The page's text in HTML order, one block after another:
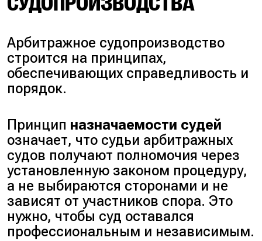
Арбитражное судопроизводство
строится на принципах,
обеспечивающих справедливость и
порядок.
Принцип назначаемости судей
означает, что судьи арбитражных
судов получают полномочия через
установленную законом процедуру,
а не выбираются сторонами и не
зависят от участников спора. Это
нужно, чтобы суд оставался
профессиональным и независимым.